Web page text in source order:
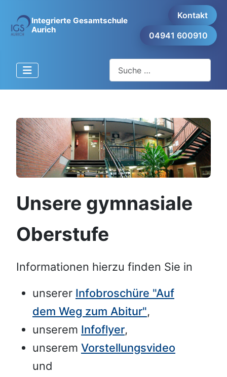
Integrierte Gesamtschule
Aurich
Kontakt
04941 600910
Unsere gymnasiale
Oberstufe
Informationen hierzu finden Sie in
unserer Infobroschüre "Auf
dem Weg zum Abitur",
unserem Infoflyer,
unserem Vorstellungsvideo
und